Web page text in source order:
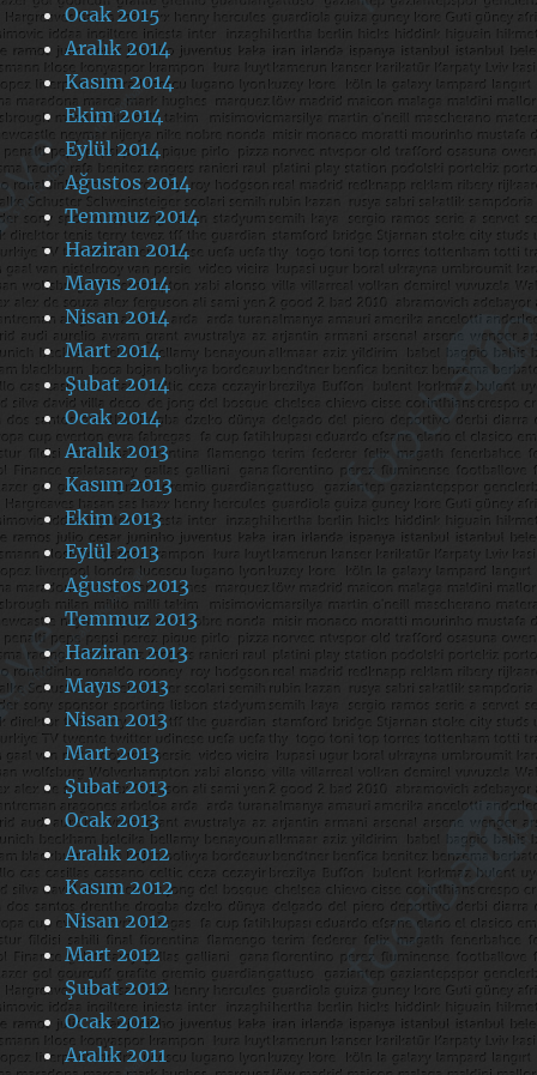
Ocak 2015
Aralık 2014
Kasım 2014
Ekim 2014
Eylül 2014
Ağustos 2014
Temmuz 2014
Haziran 2014
Mayıs 2014
Nisan 2014
Mart 2014
Şubat 2014
Ocak 2014
Aralık 2013
Kasım 2013
Ekim 2013
Eylül 2013
Ağustos 2013
Temmuz 2013
Haziran 2013
Mayıs 2013
Nisan 2013
Mart 2013
Şubat 2013
Ocak 2013
Aralık 2012
Kasım 2012
Nisan 2012
Mart 2012
Şubat 2012
Ocak 2012
Aralık 2011